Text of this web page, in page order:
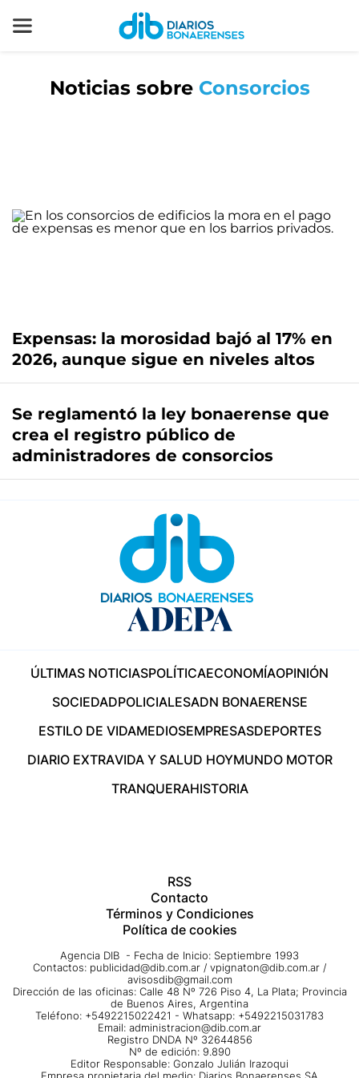
Noticias sobre Consorcios
Expensas: la morosidad bajó al 17% en
2026, aunque sigue en niveles altos
Se reglamentó la ley bonaerense que
crea el registro público de
administradores de consorcios
ÚLTIMAS NOTICIASPOLÍTICAECONOMÍAOPINIÓN
SOCIEDADPOLICIALESADN BONAERENSE
ESTILO DE VIDAMEDIOSEMPRESASDEPORTES
DIARIO EXTRAVIDA Y SALUD HOYMUNDO MOTOR
TRANQUERAHISTORIA
RSS
Contacto
Términos y Condiciones
Política de cookies
Agencia DIB - Fecha de Inicio: Septiembre 1993
Contactos: publicidad@dib.com.ar / vpignaton@dib.com.ar /
avisosdib@gmail.com
Dirección de las oficinas: Calle 48 Nº 726 Piso 4, La Plata; Provincia
de Buenos Aires, Argentina
Teléfono: +5492215022421 - Whatsapp: +5492215031783
Email: administracion@dib.com.ar
Registro DNDA Nº 32644856
Nº de edición: 9.890
Editor Responsable: Gonzalo Julián Irazoqui